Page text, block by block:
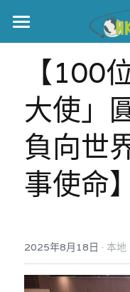
主頁
世界盃
伊美戰爭
黎智英案
正本清源•黎智
宏福火災
宏福苑聽證會
宏福火災正視
中國
國際
【100
大使」
負向世
事使命】
2025年8月18日 · 本地